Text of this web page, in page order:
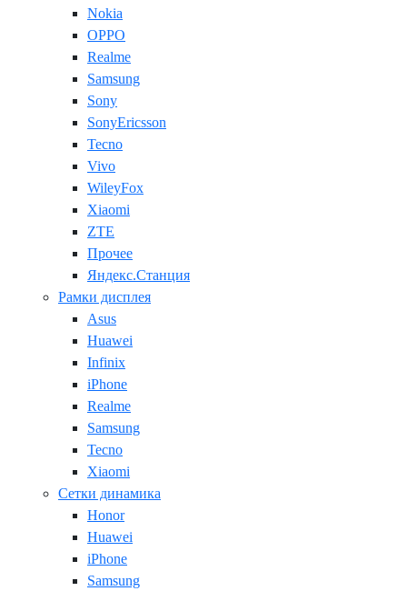
Nokia
OPPO
Realme
Samsung
Sony
SonyEricsson
Tecno
Vivo
WileyFox
Xiaomi
ZTE
Прочее
Яндекс.Станция
Рамки дисплея
Asus
Huawei
Infinix
iPhone
Realme
Samsung
Tecno
Xiaomi
Сетки динамика
Honor
Huawei
iPhone
Samsung